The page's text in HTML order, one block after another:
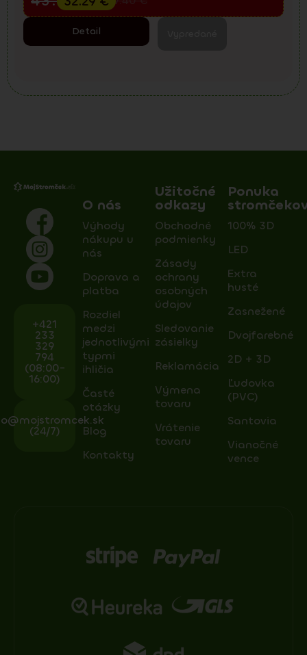
Detail
+421
233
329
794
(08:00-
16:00)
(24/7)
O nás
Výhody
nákupu u
nás
Doprava a
platba
Rozdiel
medzi
jednotlivými
typmi
ihličia
Časté
otázky
Blog
Kontakty
Užitočné
odkazy
Obchodné
podmienky
Zásady
ochrany
osobných
údajov
Sledovanie
zásielky
Reklamácia
Výmena
tovaru
Vrátenie
tovaru
Ponuka
100% 3D
LED
Extra
husté
Zasnežené
Dvojfarebné
2D + 3D
Ľudovka
(PVC)
Santovia
Vianočné
vence